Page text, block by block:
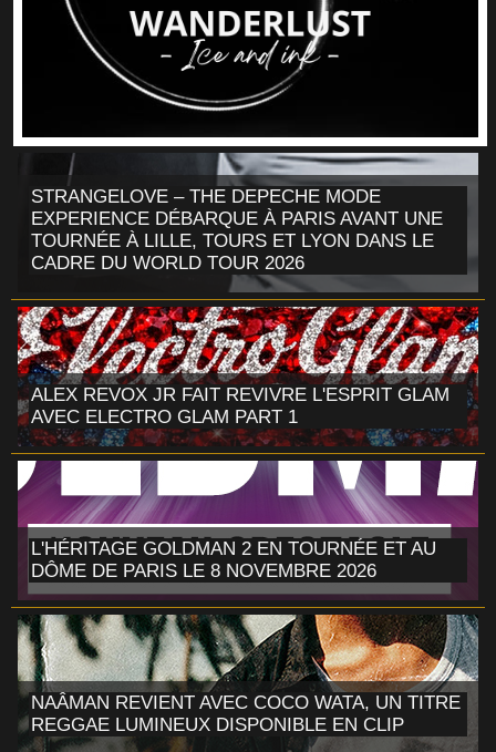
STRANGELOVE – THE DEPECHE MODE
EXPERIENCE DÉBARQUE À PARIS AVANT UNE
TOURNÉE À LILLE, TOURS ET LYON DANS LE
CADRE DU WORLD TOUR 2026
ALEX REVOX JR FAIT REVIVRE L'ESPRIT GLAM
AVEC ELECTRO GLAM PART 1
L'HÉRITAGE GOLDMAN 2 EN TOURNÉE ET AU
DÔME DE PARIS LE 8 NOVEMBRE 2026
NAÂMAN REVIENT AVEC COCO WATA, UN TITRE
REGGAE LUMINEUX DISPONIBLE EN CLIP